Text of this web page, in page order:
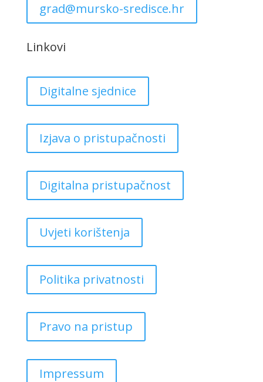
grad@mursko-sredisce.hr
Linkovi
Digitalne sjednice
Izjava o pristupačnosti
Digitalna pristupačnost
Uvjeti korištenja
Politika privatnosti
Pravo na pristup
Impressum